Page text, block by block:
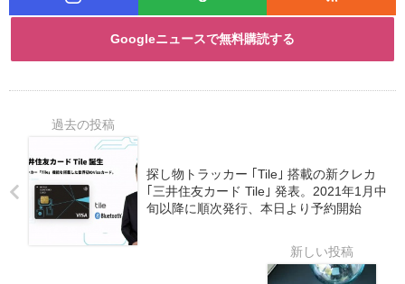
Googleニュースで無料購読する
探し物トラッカー ｢Tile｣ 搭載の新クレカ
｢三井住友カード Tile｣ 発表。2021年1月中
旬以降に順次発行、本日より予約開始